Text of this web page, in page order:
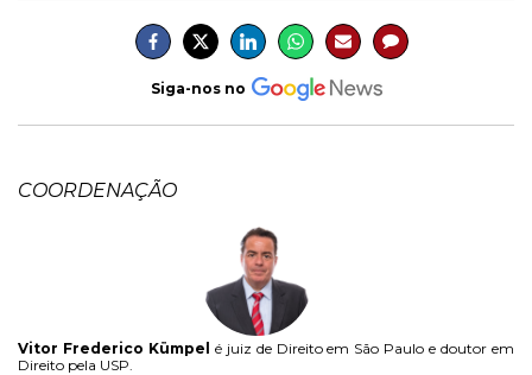
Siga-nos no
COORDENAÇÃO
Vitor Frederico Kümpel é juiz de Direito em São Paulo e doutor em
Direito pela USP.